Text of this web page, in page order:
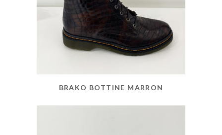
BRAKO BOTTINE MARRON